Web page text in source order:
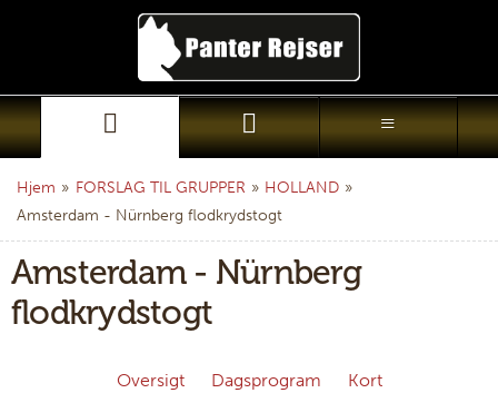
Hjem » FORSLAG TIL GRUPPER » HOLLAND »
Amsterdam - Nürnberg flodkrydstogt
Amsterdam - Nürnberg
flodkrydstogt
Oversigt Dagsprogram Kort